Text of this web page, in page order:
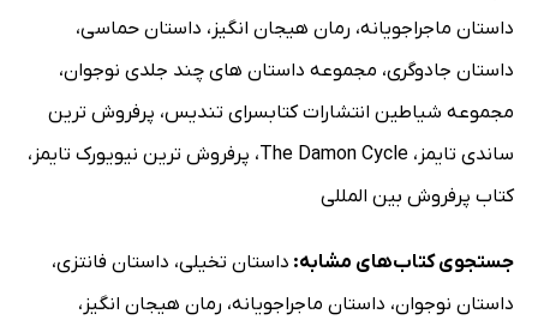
داستان ماجراجویانه، رمان هیجان انگیز ، داستان حماسی،
داستان جادوگری، مجموعه داستان های چند جلدی نوجوان،
مجموعه شیاطین انتشارات کتابسرای تندیس، پرفروش ترین
ساندی تایمز ، The Damon Cycle، پرفروش ترین نیویورک تایمز ،
کتاب پرفروش بین المللی
جستجوی کتاب‌های مشابه: داستان تخیلی، داستان فانتزی،
داستان نوجوان، داستان ماجراجویانه، رمان هیجان انگیز ،